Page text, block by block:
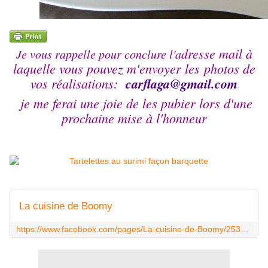
Je vous rappelle pour conclure l'adresse mail à
laquelle vous pouvez m'envoyer les photos de
vos réalisations: carflaga@gmail.com
je me ferai une joie de les pubier lors d'une
prochaine mise à l'honneur
La cuisine de Boomy